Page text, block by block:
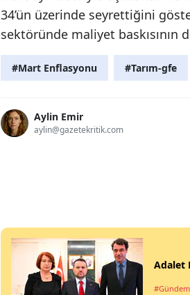
34’ün üzerinde seyrettiğini
sektöründe maliyet
#Mart Enflasyonu #Tarım-gfe
Aylin Emir
aylin@gazetekritik.com
Adalet
#Gündem